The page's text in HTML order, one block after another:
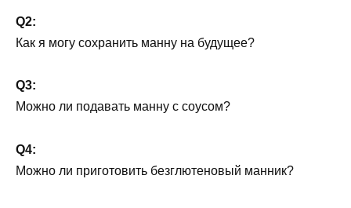
Q2:
Как я могу сохранить манну на будущее?
Q3:
Можно ли подавать манну с соусом?
Q4:
Можно ли приготовить безглютеновый манник?